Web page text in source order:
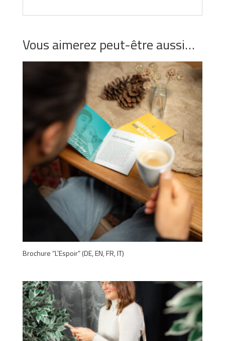
Vous aimerez peut-être aussi…
Brochure “L’Espoir” (DE, EN, FR, IT)